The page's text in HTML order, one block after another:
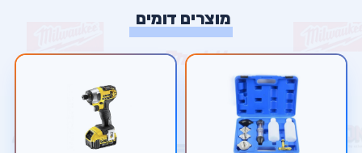
מוצרים דומים